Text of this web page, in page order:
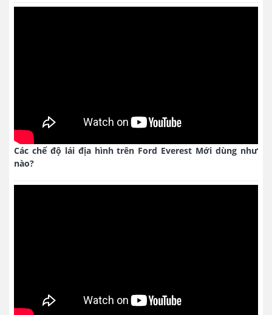
Các chế độ lái địa hình trên Ford Everest Mới dùng như
nào?